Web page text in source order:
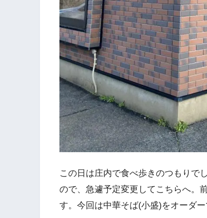
この日は庄内で食べ歩きのつもりで
ので、急遽予定変更してこちらへ。
す。今回は中華そば(小盛)をオーダー